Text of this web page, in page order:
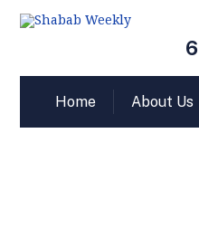
6
Home About Us